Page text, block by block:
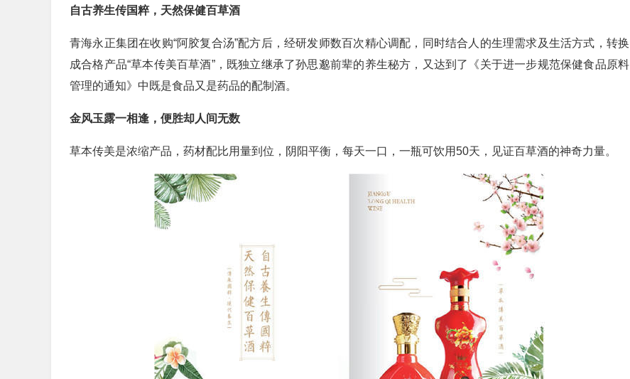
自古养生传国粹，天然保健百草酒
青海永正集团在收购“阿胶复合汤”配方后，经研发师数百次精心调配，同时结合人的生理需求及生活方式，转换
成合格产品“草本传美百草酒”，既独立继承了孙思邈前辈的养生秘方，又达到了《关于进一步规范保健食品原料
管理的通知》中既是食品又是药品的配制酒。
金风玉露一相逢，便胜却人间无数
草本传美是浓缩产品，药材配比用量到位，阴阳平衡，每天一口，一瓶可饮用50天，见证百草酒的神奇力量。